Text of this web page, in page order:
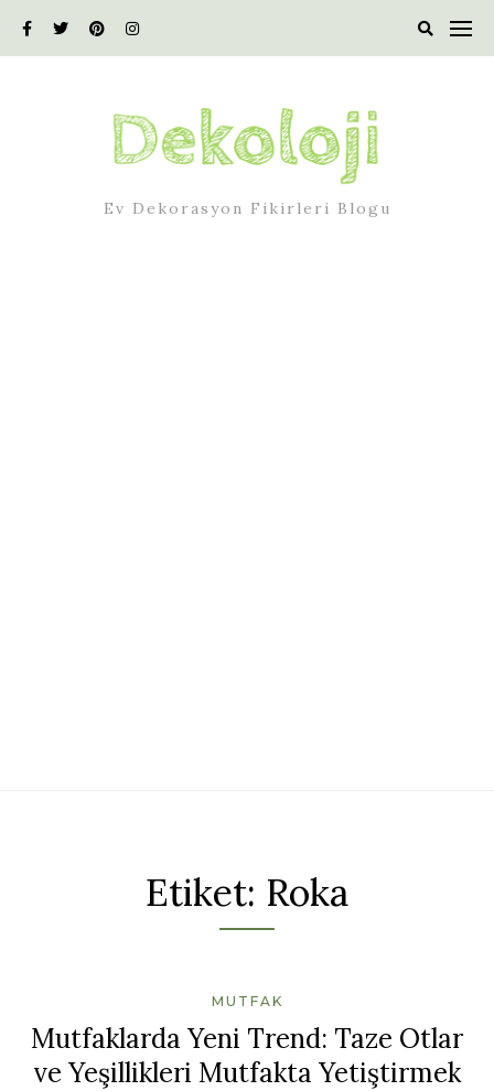
Ev Dekorasyon Fikirleri Blogu
Etiket: Roka
MUTFAK
Mutfaklarda Yeni Trend: Taze Otlar
ve Yeşillikleri Mutfakta Yetiştirmek